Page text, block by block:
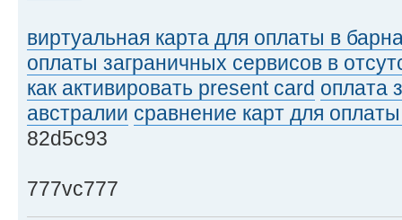
виртуальная карта для оплаты в
оплаты заграничных сервисов в
как активировать present card оплата
австралии сравнение карт для
82d5c93
777vc777